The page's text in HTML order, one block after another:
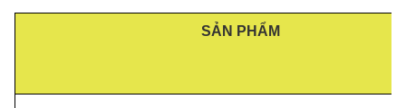
SẢN PHẨM